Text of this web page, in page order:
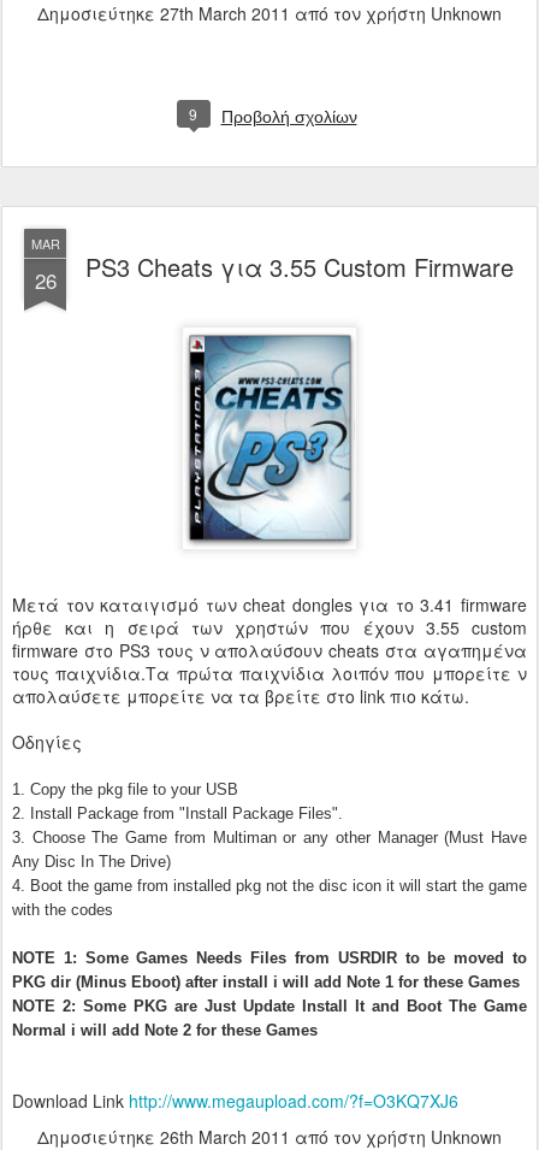
Δημοσιεύτηκε 27th March 2011 από τον χρήστη Unknown
9 Προβολή σχολίων
MAR
26 PS3 Cheats για 3.55 Custom Firmware
Μετά τον καταιγισμό των cheat dongles για το 3.41 firmware
ήρθε και η σειρά των χρηστών που έχουν 3.55 custom
firmware στο PS3 τους ν απολαύσουν cheats στα αγαπημένα
τους παιχνίδια.Τα πρώτα παιχνίδια λοιπόν που μπορείτε ν
απολαύσετε μπορείτε να τα βρείτε στο link πιο κάτω.
Οδηγίες
1. Copy the pkg file to your USB
2. Install Package from "Install Package Files".
3. Choose The Game from Multiman or any other Manager (Must Have
Any Disc In The Drive)
4. Boot the game from installed pkg not the disc icon it will start the game
with the codes
NOTE 1: Some Games Needs Files from USRDIR to be moved to
PKG dir (Minus Eboot) after install i will add Note 1 for these Games
NOTE 2: Some PKG are Just Update Install It and Boot The Game
Normal i will add Note 2 for these Games
Download Link http://www.megaupload.com/?f=O3KQ7XJ6
Δημοσιεύτηκε 26th March 2011 από τον χρήστη Unknown